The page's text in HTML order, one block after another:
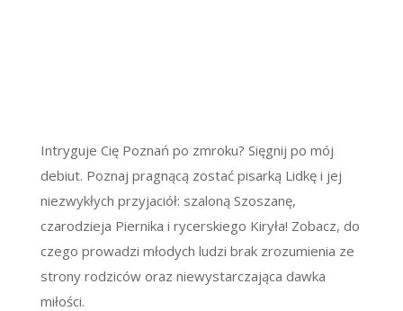
Intryguje Cię Poznań po zmroku? Sięgnij po mój
debiut. Poznaj pragnącą zostać pisarką Lidkę i jej
niezwykłych przyjaciół: szaloną Szoszanę,
czarodzieja Piernika i rycerskiego Kiryła! Zobacz, do
czego prowadzi młodych ludzi brak zrozumienia ze
strony rodziców oraz niewystarczająca dawka
miłości.